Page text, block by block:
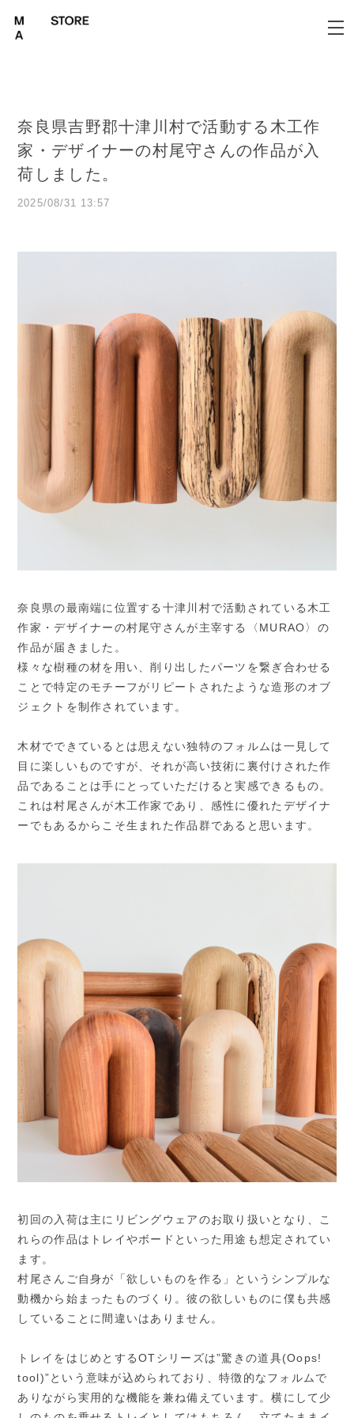
奈良県吉野郡十津川村で活動する木工作
家・デザイナーの村尾守さんの作品が入
荷しました。
2025/08/31 13:57
奈良県の最南端に位置する十津川村で活動されている木工
作家・デザイナーの村尾守さんが主宰する〈MURAO〉の
作品が届きました。
様々な樹種の材を用い、削り出したパーツを繋ぎ合わせる
ことで特定のモチーフがリピートされたような造形のオブ
ジェクトを制作されています。
木材でできているとは思えない独特のフォルムは一見して
目に楽しいものですが、それが高い技術に裏付けされた作
品であることは手にとっていただけると実感できるもの。
これは村尾さんが木工作家であり、感性に優れたデザイナ
ーでもあるからこそ生まれた作品群であると思います。
初回の入荷は主にリビングウェアのお取り扱いとなり、こ
れらの作品はトレイやボードといった用途も想定されてい
ます。
村尾さんご自身が「欲しいものを作る」というシンプルな
動機から始まったものづくり。彼の欲しいものに僕も共感
していることに間違いはありません。
トレイをはじめとするOTシリーズは”驚きの道具(Oops!
tool)”という意味が込められており、特徴的なフォルムで
ありながら実用的な機能を兼ね備えています。横にして少